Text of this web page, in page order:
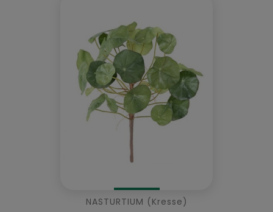
NASTURTIUM (Kresse)